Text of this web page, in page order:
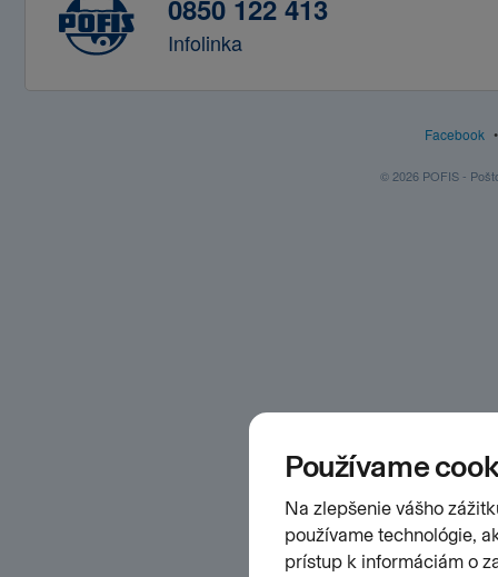
0850 122 413
Infolinka
Facebook
© 2026 POFIS -